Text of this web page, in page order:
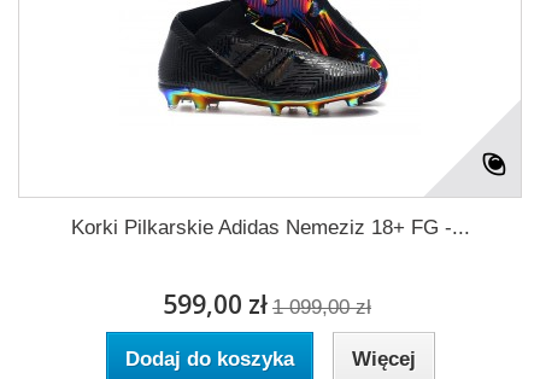
Korki Pilkarskie Adidas Nemeziz 18+ FG -...
599,00 zł 1 099,00 zł
Dodaj do koszyka Więcej